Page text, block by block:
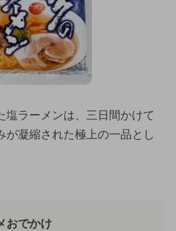
塩ラーメンは、三日間かけて
が凝縮された極上の一品とし
おでかけ